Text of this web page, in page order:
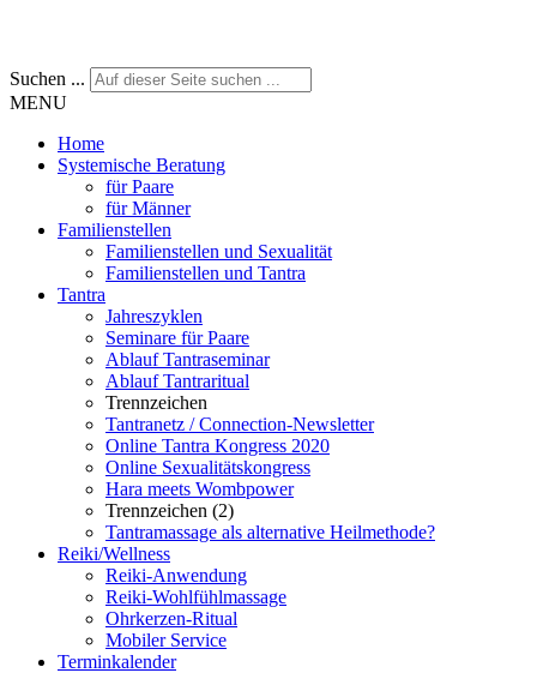
Suchen ...
MENU
Home
Systemische Beratung
für Paare
für Männer
Familienstellen
Familienstellen und Sexualität
Familienstellen und Tantra
Tantra
Jahreszyklen
Seminare für Paare
Ablauf Tantraseminar
Ablauf Tantraritual
Trennzeichen
Tantranetz / Connection-Newsletter
Online Tantra Kongress 2020
Online Sexualitätskongress
Hara meets Wombpower
Trennzeichen (2)
Tantramassage als alternative Heilmethode?
Reiki/Wellness
Reiki-Anwendung
Reiki-Wohlfühlmassage
Ohrkerzen-Ritual
Mobiler Service
Terminkalender